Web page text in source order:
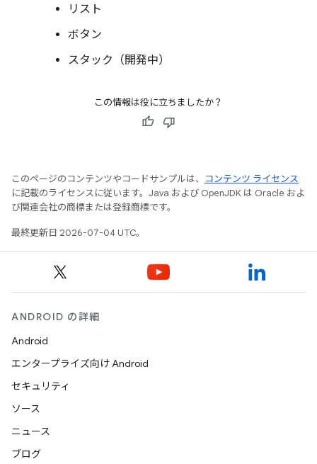
リスト
ボタン
スタック（開発中）
この情報は役に立ちましたか？
このページのコンテンツやコードサンプルは、
コンテンツ ライセンス
に記載のライセンスに従います。Java および OpenJDK は Oracle およ
び関連会社の商標または登録商標です。
最終更新日 2026-07-04 UTC。
ANDROID の詳細
Android
エンタープライズ向け Android
セキュリティ
ソース
ニュース
ブログ